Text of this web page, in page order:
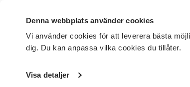
Denna webbplats använder cookies
Vi använder cookies för att leverera bästa
dig. Du kan anpassa vilka cookies du tillåter.
Visa detaljer
DET HÄR GÖR VI FÖR DIG SOM SÖK KURSER
Startsida / Kurser och evenemang